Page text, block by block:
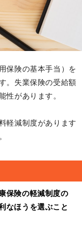
保険の基本手当）を
。失業保険の受給額
性があります。
軽減制度があります
保険の軽減制度の
なほうを選ぶこと